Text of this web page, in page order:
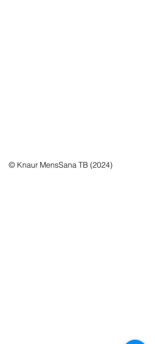
© Knaur MensSana TB (2024)